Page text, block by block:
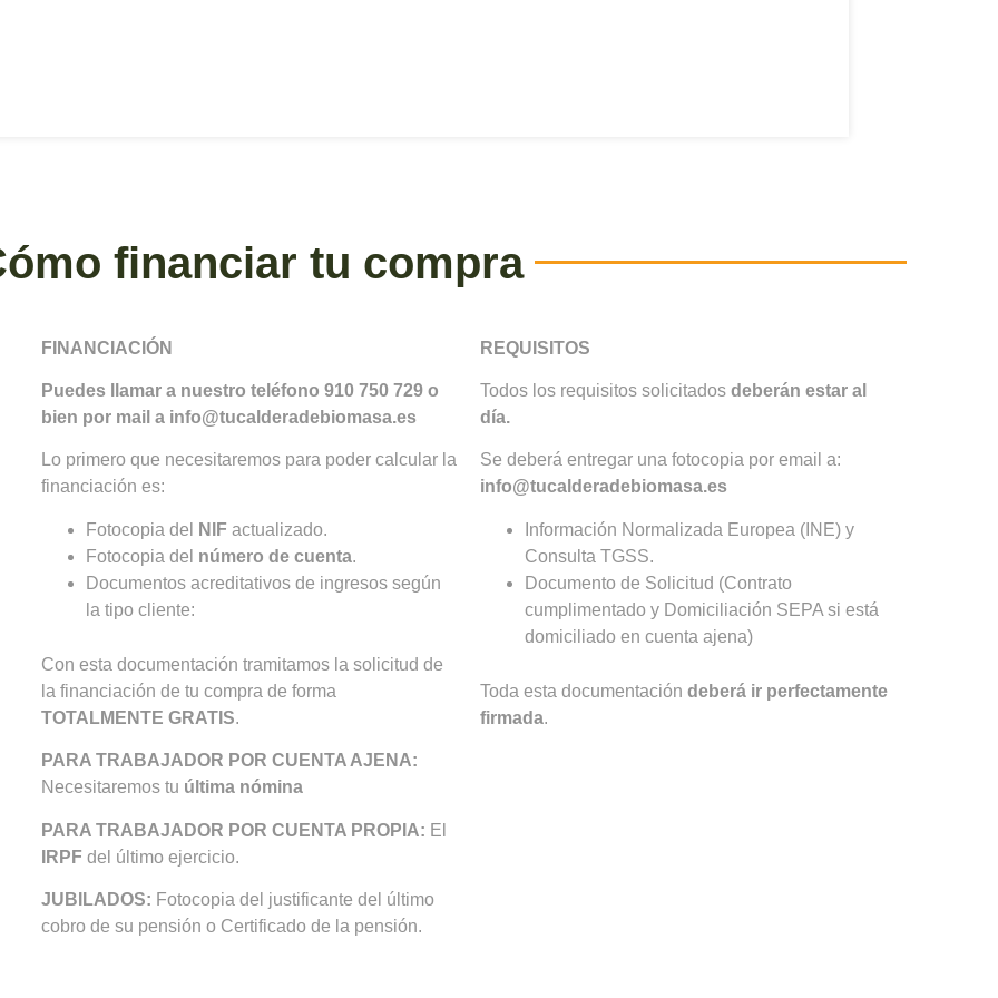
financiar tu compra
FINANCIACIÓN
Puedes llamar a nuestro teléfono 910 750 729 o
bien por mail a info@tucalderadebiomasa.es
Lo primero que necesitaremos para poder calcular la
financiación es:
Fotocopia del NIF actualizado.
Fotocopia del número de cuenta.
Documentos acreditativos de ingresos según
la tipo cliente:
Con esta documentación tramitamos la solicitud de
la financiación de tu compra de forma
TOTALMENTE GRATIS.
PARA TRABAJADOR POR CUENTA AJENA:
Necesitaremos tu última nómina
PARA TRABAJADOR POR CUENTA PROPIA: El
IRPF del último ejercicio.
JUBILADOS: Fotocopia del justificante del último
cobro de su pensión o Certificado de la pensión.
REQUISITOS
Todos los requisitos solicitados deberán estar al
día.
Se deberá entregar una fotocopia por email a:
info@tucalderadebiomasa.es
Información Normalizada Europea (INE) y
Consulta TGSS.
Documento de Solicitud (Contrato
cumplimentado y Domiciliación SEPA si está
domiciliado en cuenta ajena)
Toda esta documentación deberá ir perfectamente
firmada.